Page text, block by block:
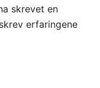
skrevet en
erfaringene